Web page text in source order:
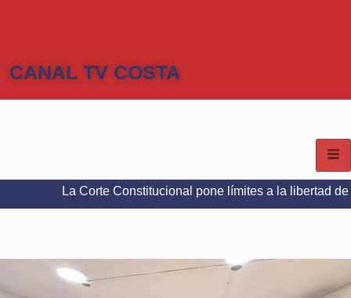
CANAL TV COSTA
Constitucional pone límites a la libertad de expresión